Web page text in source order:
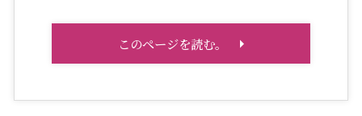
このページを読む。